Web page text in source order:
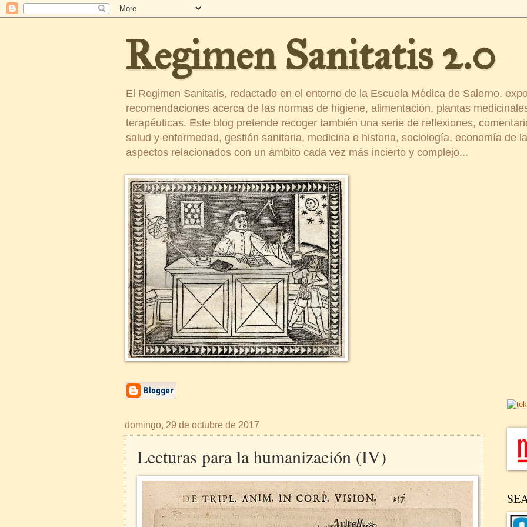
Regimen Sanitatis 2.0
El Regimen Sanitatis, redactado en el entorno de la Escuela Médica de Salerno,
recomendaciones acerca de las normas de higiene, alimentación, plantas
terapéuticas. Este blog pretende recoger también una serie de reflexiones,
salud y enfermedad, gestión sanitaria, medicina e historia, sociología, economía de
aspectos relacionados con un ámbito cada vez más incierto y complejo...
domingo, 29 de octubre de 2017
Lecturas para la humanización (IV)